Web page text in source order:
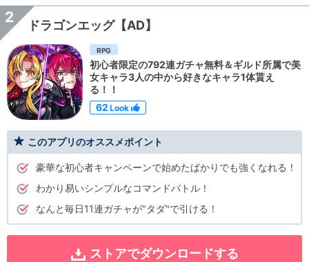
2 ドラゴンエッグ【AD】
RPG
初心者限定の792連ガチャ無料＆ギルド所属で美
女キャラ3人の中から好きなキャラ1体貰え
る！！
62 Look
このアプリのオススメポイント
豪華な初心者キャンペーンで始めたばかりでも強くなれる！
わかり易いシンプルなコマンドバトル！
なんと毎日11連ガチャが"タダ"で引ける！
ストアでダウンロードする